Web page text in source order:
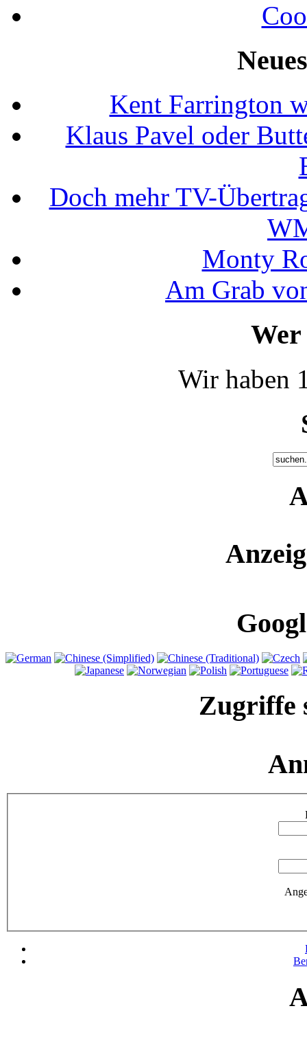
Kent Farrington
Klaus Pavel oder
Doch mehr TV-
Monty
Am Grab
Wir haben
Zugriffe